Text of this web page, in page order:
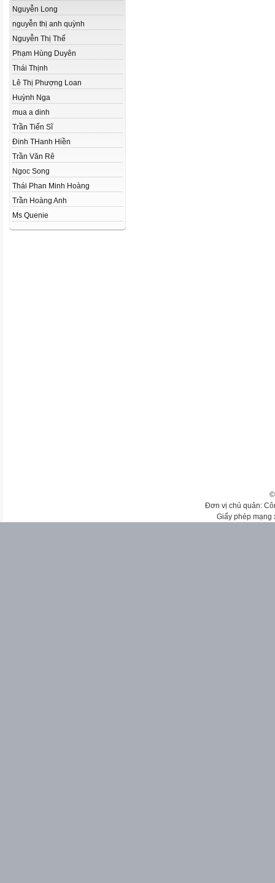
Nguyễn Long
nguyễn thị anh quỳnh
Nguyễn Thị Thế
Phạm Hùng Duyên
Thái Thịnh
Lê Thị Phượng Loan
Huỳnh Nga
mua a dinh
Trần Tiến Sĩ
Đinh THanh Hiền
Trần Văn Rê
Ngoc Song
Thái Phan Minh Hoàng
Trần Hoàng Anh
Ms Quenie
Đơn vị chủ quản:
Giấy phép mạng